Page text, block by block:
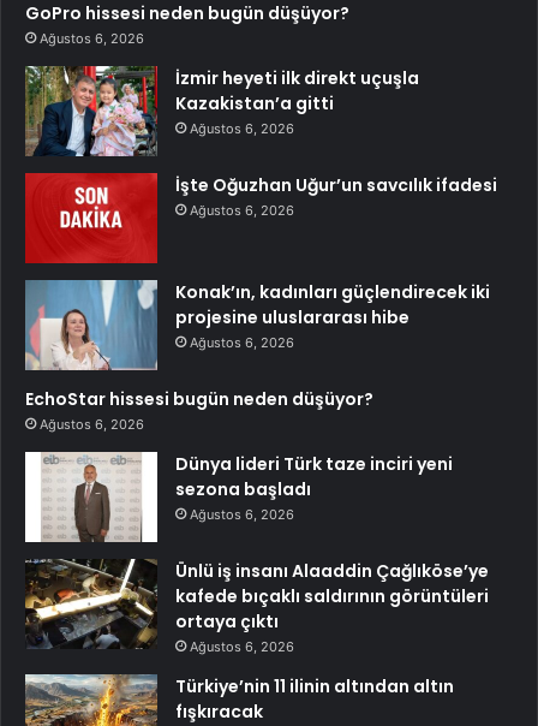
GoPro hissesi neden bugün düşüyor?
Ağustos 6, 2026
İzmir heyeti ilk direkt uçuşla
Kazakistan’a gitti
Ağustos 6, 2026
İşte Oğuzhan Uğur’un savcılık ifadesi
Ağustos 6, 2026
Konak’ın, kadınları güçlendirecek iki
projesine uluslararası hibe
Ağustos 6, 2026
EchoStar hissesi bugün neden düşüyor?
Ağustos 6, 2026
Dünya lideri Türk taze inciri yeni
sezona başladı
Ağustos 6, 2026
Ünlü iş insanı Alaaddin Çağlıköse’ye
kafede bıçaklı saldırının görüntüleri
ortaya çıktı
Ağustos 6, 2026
Türkiye’nin 11 ilinin altından altın
fışkıracak